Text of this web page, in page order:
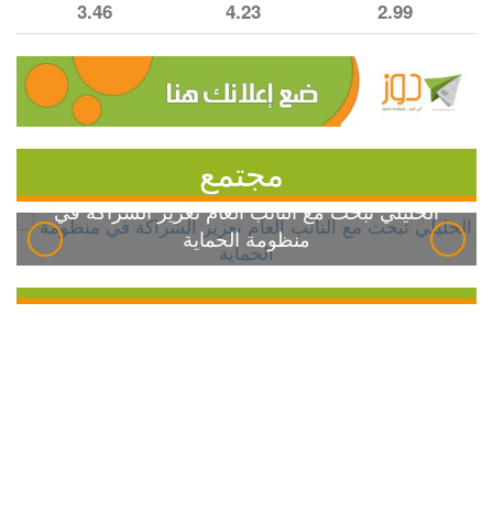
2.99
4.23
3.46
مجتمع
الخليلي تبحث مع النائب العام تعزيز الشراكة في
منظومة الحماية